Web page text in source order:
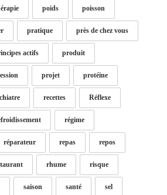
poids poisson
pratique près de chez vous
actifs produit
projet protéine
recettes Réflexe
régime
réparateur repas repos
rhume risque
saison santé sel